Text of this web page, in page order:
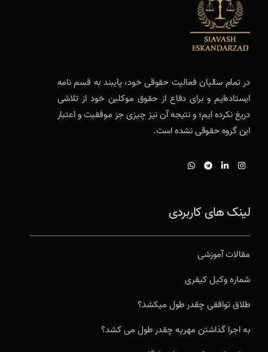
در تمام سالیان فعالیت حقوقی خود، پایبند به قسم نامه
ایستاده‌ایم و برای دفاع از حقوق موکلین خود از تلاشی
دریغ نکرده ایم؛ و نتیجه آن نیز چیزی جز موفقیت و اعتبار
این گروه حقوقی نشده است.
لینک های کاربردی
مقالات آموزشی
شماره وکیل کیفری
طلاق توافقی چقدر طول میکشد؟
به اجرا گذاشتن مهریه چقدر طول می کشد؟